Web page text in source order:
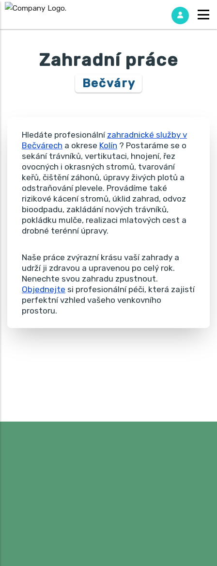
Zahradní práce
Bečváry
Hledáte profesionální zahradnické služby v
Bečvárech a okrese Kolín ? Postaráme se o
sekání trávníků, vertikutaci, hnojení, řez
ovocných i okrasných stromů, tvarování
keřů, čištění záhonů, úpravy živých plotů a
odstraňování plevele. Provádíme také
rizikové kácení stromů, úklid zahrad, odvoz
bioodpadu, zakládání nových trávníků,
pokládku mulče, realizaci mlatových cest a
drobné terénní úpravy.
Naše práce zvýrazní krásu vaší zahrady a
udrží ji zdravou a upravenou po celý rok.
Nenechte svou zahradu zpustnout.
Objednejte si profesionální péči, která zajistí
perfektní vzhled vašeho venkovního
prostoru.